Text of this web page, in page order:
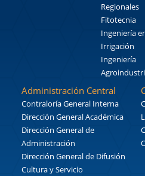
Regionales
Fitotecnia
Ingeniería
Irrigación
Ingeniería
Administración Central
Contraloría General Interna
Dirección General Académica
Dirección General de
Administración
Dirección General de Difusión
Cultura y Servicio